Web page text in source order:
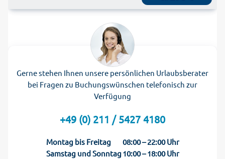
Gerne stehen Ihnen unsere persönlichen Urlaubsberater
bei Fragen zu Buchungswünschen telefonisch zur
Verfügung
+49 (0) 211 / 5427 4180
Montag bis Freitag
08:00 – 22:00 Uhr
Samstag und Sonntag10:00 – 18:00 Uhr